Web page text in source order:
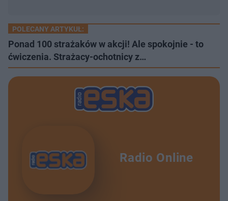
POLECANY ARTYKUŁ:
Ponad 100 strażaków w akcji! Ale spokojnie - to
ćwiczenia. Strażacy-ochotnicy z…
Radio Online